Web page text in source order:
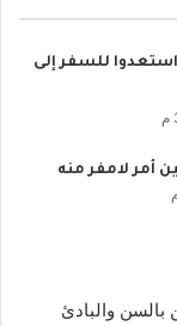
استعدوا للسفر إلى
أمر لامفر منه
بالسن والبادئ